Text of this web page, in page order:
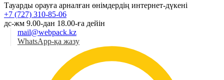
Тауарды орауға арналған өнімдердің интернет-дүкені
+7 (727) 310-85-06
дс-жм 9.00-дан 18.00-ға дейін
mail@webpack.kz
WhatsApp-қа жазу